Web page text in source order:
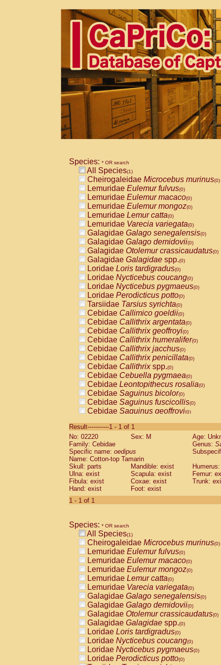
Species: * OR search
All Species(1)
Cheirogaleidae Microcebus murinus(0)
Lemuridae Eulemur fulvus(0)
Lemuridae Eulemur macaco(0)
Lemuridae Eulemur mongoz(0)
Lemuridae Lemur catta(0)
Lemuridae Varecia variegata(0)
Galagidae Galago senegalensis(0)
Galagidae Galago demidovii(0)
Galagidae Otolemur crassicaudatus(0)
Galagidae Galagidae spp.(0)
Loridae Loris tardigradus(0)
Loridae Nycticebus coucang(0)
Loridae Nycticebus pygmaeus(0)
Loridae Perodicticus potto(0)
Tarsiidae Tarsius syrichta(0)
Cebidae Callimico goeldii(0)
Cebidae Callithrix argentata(0)
Cebidae Callithrix geoffroyi(0)
Cebidae Callithrix humeralifer(0)
Cebidae Callithrix jacchus(0)
Cebidae Callithrix penicillata(0)
Cebidae Callithrixspp.(0)
Cebidae Cebuella pygmaea(0)
Cebidae Leontopithecus rosalia(0)
Cebidae Saguinus bicolor(0)
Cebidae Saguinus fuscicollis(0)
Cebidae Saguinus geoffroyi(0)
CebidaeSaguinus labiatus(0)
Cebidae Saguinus leucopus (0)
Cebidae
CebidaeSaguinus mystax
Cebidae Saguinus nigricollis (0)
Cebidae Saguinus oedipus
Cebidae Saguinus weddelli
Cebidae Saguinusspp.
Cebidae
CebidaeCebus capucinus
CebidaeCebus nigrivittatus
CebidaeCebus spp.(0)
CebidaeSaimiri boliviensis(0)
CebidaeSaimiri sciureus(0)
AtelidaeAlouatta caraya(0)
AtelidaeAlouatta fusca(0)
AtelidaeAlouatta seniculus(0)
AtelidaeAlouattaspp.(0)
AtelidaeAteles belzebuth(0)
AtelidaeAteles geoffroyi(0)
AtelidaeAteles paniscus(0)
AtelidaeAtelesspp.(0)
AtelidaeLagothrix lagothricha(0)
AtelidaeLagothrix lagothricha cana
PitheciidaeCacajao calvus
Result-----------1 - 1 of 1
No: 02220
Sex: M
Age:
Family: Cebidae
Genus:
Specific name: oedipus
Name: Cotton-top Tamarin
Skull: parts
Mandible: exist
Ulna: exist
Scapula: exist
Femur:
Fibula: exist
Coxae: exist
Trunk:
Hand: exist
Foot: exist
1 - 1 of 1
Species: * OR search
All Species(1)
Cheirogaleidae Microcebus murinus(0)
Lemuridae Eulemur fulvus(0)
Lemuridae Eulemur macaco(0)
Lemuridae Eulemur mongoz(0)
Lemuridae Lemur catta(0)
Lemuridae Varecia variegata(0)
Galagidae Galago senegalensis(0)
Galagidae Galago demidovii(0)
Galagidae Otolemur crassicaudatus(0)
Galagidae Galagidae spp.(0)
Loridae Loris tardigradus(0)
Loridae Nycticebus coucang(0)
Loridae Nycticebus pygmaeus(0)
Loridae Perodicticus potto(0)